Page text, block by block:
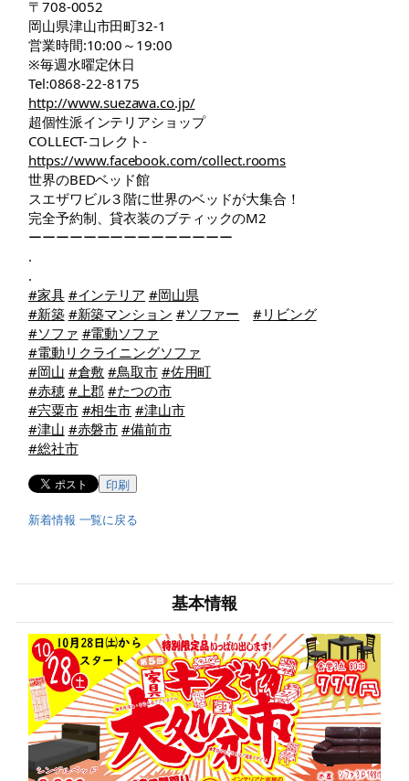
〒708-0052
岡山県津山市田町32-1
営業時間:10:00～19:00
※毎週水曜定休日
Tel:0868-22-8175
http://www.suezawa.co.jp/
超個性派インテリアショップ
COLLECT-コレクト-
https://www.facebook.com/collect.rooms
世界のBEDベッド館
スエザワビル３階に世界のベッドが大集合！
完全予約制、貸衣装のブティックのM2
ーーーーーーーーーーーーーーー
.
.
#家具 #インテリア #岡山県
#新築 #新築マンション #ソファー
#リビング
#ソファ #電動ソファ
#電動リクライニングソファ
#岡山 #倉敷 #鳥取市 #佐用町
#赤穂 #上郡 #たつの市
#宍粟市 #相生市 #津山市
#津山 #赤磐市 #備前市
#総社市
印刷
新着情報 一覧に戻る
基本情報